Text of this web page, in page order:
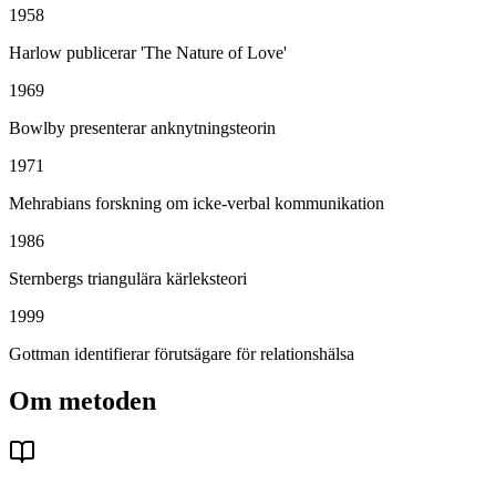
1958
Harlow publicerar 'The Nature of Love'
1969
Bowlby presenterar anknytningsteorin
1971
Mehrabians forskning om icke-verbal kommunikation
1986
Sternbergs triangulära kärleksteori
1999
Gottman identifierar förutsägare för relationshälsa
Om metoden